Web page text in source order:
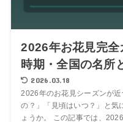
2026年お花見完全
時期・全国の名所
2026.03.18
2026年のお花見シーズンが
の？」「見頃はいつ？」と気
ょうか。 この記事では、